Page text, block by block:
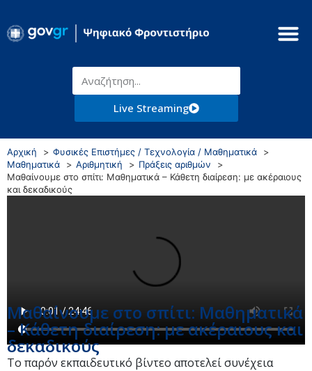
Live Streaming
Αρχική
Φυσικές Επιστήμες / Τεχνολογία / Μαθηματικά
Μαθηματικά
Αριθμητική
Πράξεις αριθμών
Μαθαίνουμε στο σπίτι: Μαθηματικά – Κάθετη διαίρεση: με ακέραιους
και δεκαδικούς
Μαθαίνουμε στο σπίτι: Μαθηματικά
– Κάθετη διαίρεση: με ακέραιους και
δεκαδικούς
Το παρόν εκπαιδευτικό βίντεο αποτελεί συνέχεια